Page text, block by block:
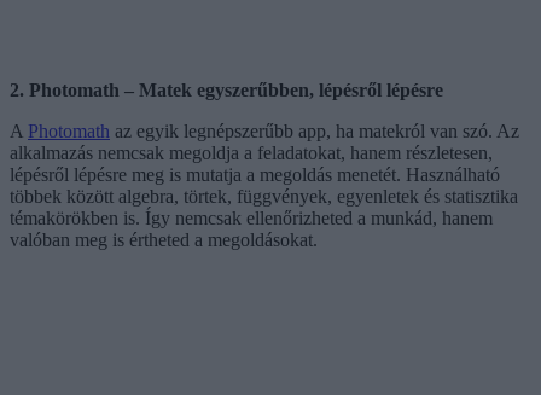
2. Photomath – Matek egyszerűbben, lépésről lépésre
A Photomath az egyik legnépszerűbb app, ha matekról van szó. Az
alkalmazás nemcsak megoldja a feladatokat, hanem részletesen,
lépésről lépésre meg is mutatja a megoldás menetét. Használható
többek között algebra, törtek, függvények, egyenletek és statisztika
témakörökben is. Így nemcsak ellenőrizheted a munkád, hanem
valóban meg is értheted a megoldásokat.